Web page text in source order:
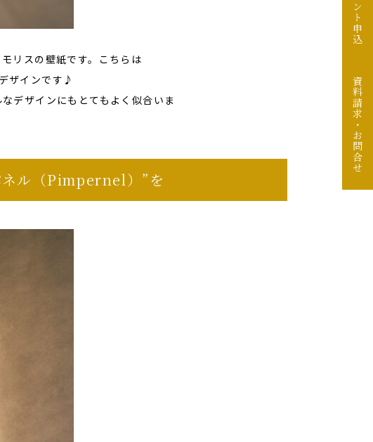
リスの壁紙です。こちらは
ザインです♪
デザインにもとてもよく似合いま
ネル（Pimpernel）”を
資料請求・お問合せ